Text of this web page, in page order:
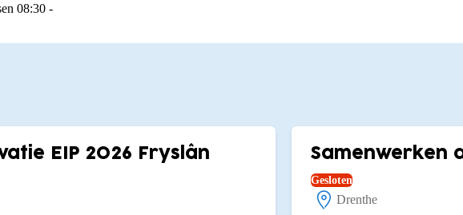
08:30 -
EIP 2026 Fryslân Samenwerken
Gesloten
Locatie:
Drenthe